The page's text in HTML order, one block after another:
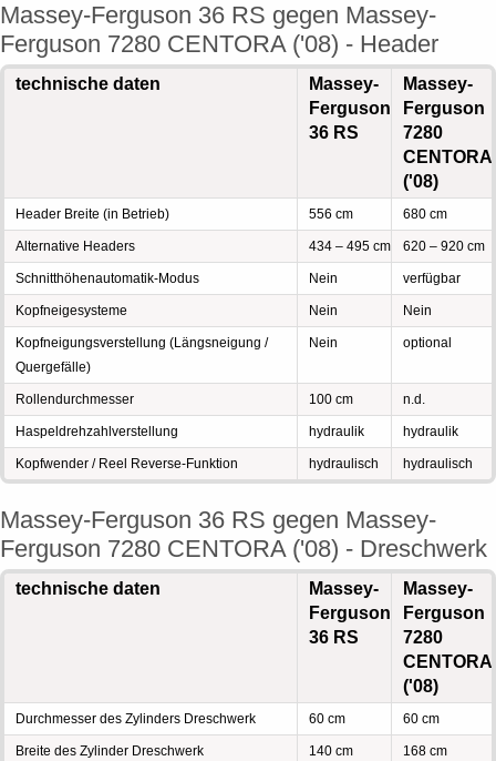
Massey-Ferguson 36 RS gegen Massey-
Ferguson 7280 CENTORA ('08) - Header
technische daten
Massey-
Ferguson
36 RS
Massey-
Ferguson
7280
CENTORA
('08)
Header Breite (in Betrieb) 556 cm 680 cm
Alternative Headers 434 – 495 cm 620 – 920 cm
Schnitthöhenautomatik-Modus Nein verfügbar
Kopfneigesysteme Nein Nein
Kopfneigungsverstellung (Längsneigung /
Quergefälle)
Nein optional
Rollendurchmesser 100 cm n.d.
Haspeldrehzahlverstellung hydraulik hydraulik
Kopfwender / Reel Reverse-Funktion hydraulisch hydraulisch
Massey-Ferguson 36 RS gegen Massey-
Ferguson 7280 CENTORA ('08) - Dreschwerk
technische daten
Massey-
Ferguson
36 RS
Massey-
Ferguson
7280
CENTORA
('08)
Durchmesser des Zylinders Dreschwerk 60 cm 60 cm
Breite des Zylinder Dreschwerk 140 cm 168 cm